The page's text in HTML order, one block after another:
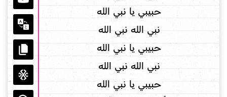
حبيبي يا نبي الله
نبي الله نبي الله
حبيبي يا نبي الله
نبي الله نبي الله
حبيبي يا نبي الله